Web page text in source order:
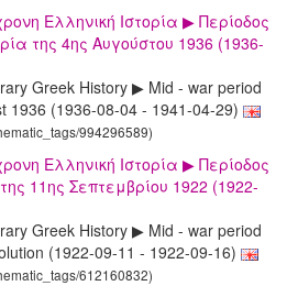
Ελληνική Ιστορία ▶ Περίοδος
της 4ης Αυγούστου 1936 (1936-
Greek History ▶ Mid - war period
1936 (1936-08-04 - 1941-04-29)
994296589)
Ελληνική Ιστορία ▶ Περίοδος
11ης Σεπτεμβρίου 1922 (1922-
Greek History ▶ Mid - war period
(1922-09-11 - 1922-09-16)
612160832)